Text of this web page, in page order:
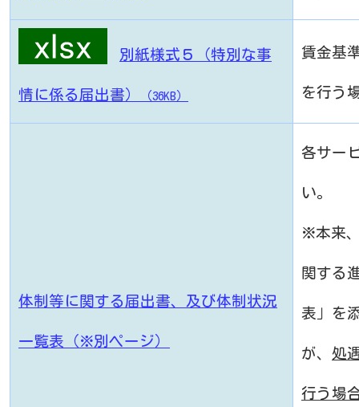
別紙様式５（特別な事
情に係る届出書） （36KB）
賃金基
を行う
体制等に関する届出書、及び体制状況
一覧表（※別ページ）
各サー
い。
※本来
関する
表」を
が、 処
行う場